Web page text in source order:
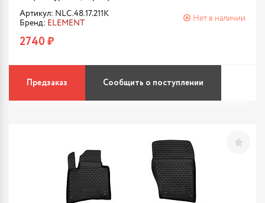
Артикул: NLC.48.17.211K
Бренд: ELEMENT
Нет в наличии
2740 ₽
Предзаказ Сообщить о поступлении